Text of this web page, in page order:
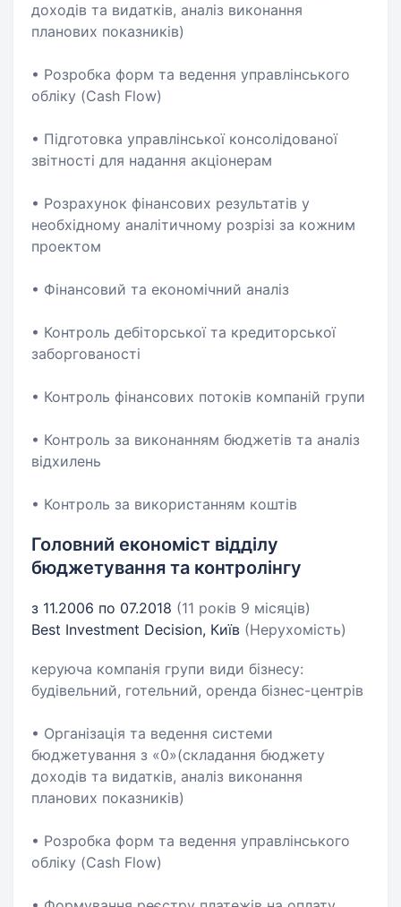
доходів та видатків, аналіз виконання
планових показників)
• Розробка форм та ведення управлінського
обліку (Cash Flow)
• Підготовка управлінської консолідованої
звітності для надання акціонерам
• Розрахунок фінансових результатів у
необхідному аналітичному розрізі за кожним
проектом
• Фінансовий та економічний аналіз
• Контроль дебіторської та кредиторської
заборгованості
• Контроль фінансових потоків компаній групи
• Контроль за виконанням бюджетів та аналіз
відхилень
• Контроль за використанням коштів
Головний економіст відділу
бюджетування та контролінгу
з 11.2006 по 07.2018 (11 років 9 місяців)
Best Investment Decision, Київ (Нерухомість)
керуюча компанія групи види бізнесу:
будівельний, готельний, оренда бізнес-центрів
• Організація та ведення системи
бюджетування з «0»(складання бюджету
доходів та видатків, аналіз виконання
планових показників)
• Розробка форм та ведення управлінського
обліку (Cash Flow)